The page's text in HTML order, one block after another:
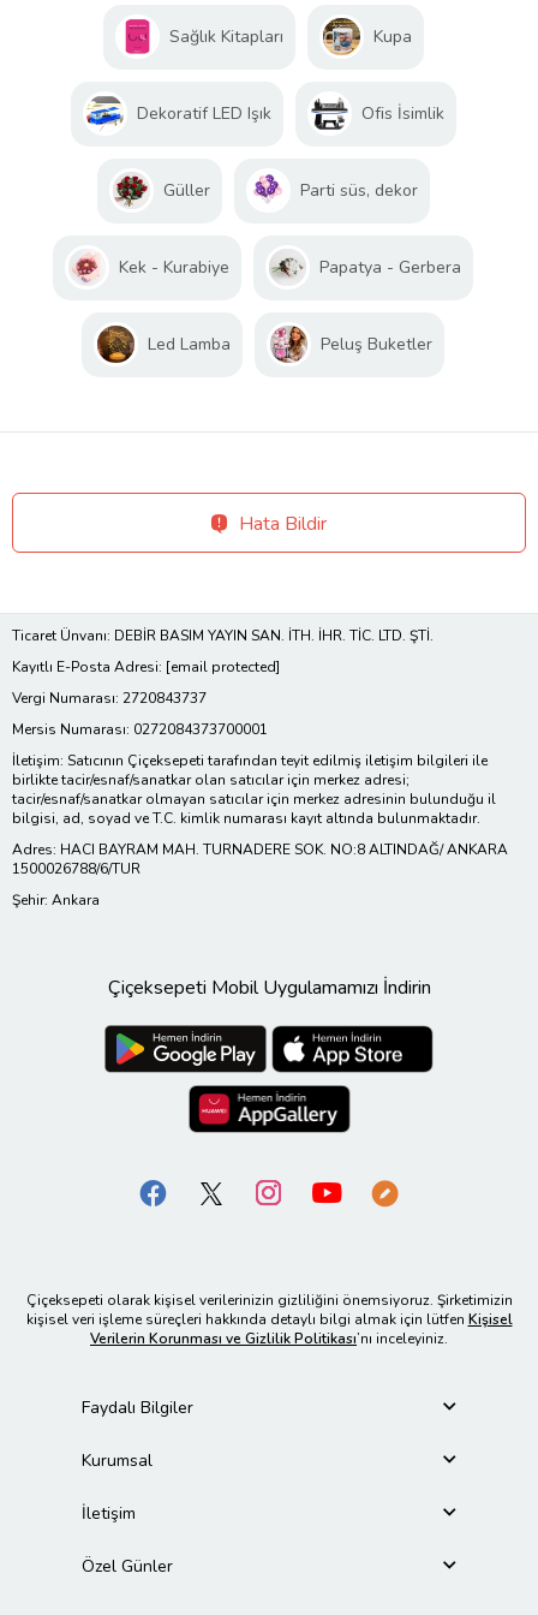
Sağlık Kitapları Kupa
Dekoratif LED Işık Ofis İsimlik
Güller Parti süs, dekor
Kek - Kurabiye Papatya - Gerbera
Led Lamba Peluş Buketler
Hata Bildir
Ticaret Ünvanı: DEBİR BASIM YAYIN SAN. İTH. İHR. TİC. LTD. ŞTİ.
Kayıtlı E-Posta Adresi: [email protected]
Vergi Numarası: 2720843737
Mersis Numarası: 0272084373700001
İletişim: Satıcının Çiçeksepeti tarafından teyit edilmiş iletişim bilgileri ile
birlikte tacir/esnaf/sanatkar olan satıcılar için merkez adresi;
tacir/esnaf/sanatkar olmayan satıcılar için merkez adresinin bulunduğu il
bilgisi, ad, soyad ve T.C. kimlik numarası kayıt altında bulunmaktadır.
Adres: HACI BAYRAM MAH. TURNADERE SOK. NO:8 ALTINDAĞ/ ANKARA
1500026788/6/TUR
Şehir: Ankara
Çiçeksepeti Mobil Uygulamamızı İndirin
Çiçeksepeti olarak kişisel verilerinizin gizliliğini önemsiyoruz. Şirketimizin
kişisel veri işleme süreçleri hakkında detaylı bilgi almak için lütfen Kişisel
Verilerin Korunması ve Gizlilik Politikası’nı inceleyiniz.
Faydalı Bilgiler
Kurumsal
İletişim
Özel Günler